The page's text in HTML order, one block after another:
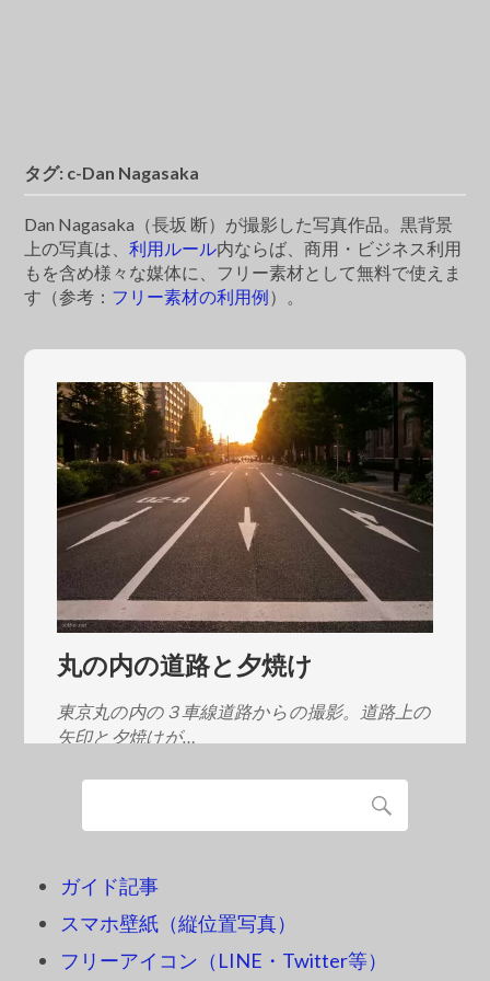
タグ: c-Dan Nagasaka
Dan Nagasaka（長坂 断）が撮影した写真作品。黒背景
上の写真は、利用ルール内ならば、商用・ビジネス利用
もを含め様々な媒体に、フリー素材として無料で使えま
す（参考： フリー素材の利用例）。
丸の内の道路と夕焼け
東京丸の内の３車線道路からの撮影。道路上の
矢印と夕焼けが…
ガイド記事
スマホ壁紙（縦位置写真）
フリーアイコン（LINE・Twitter等）